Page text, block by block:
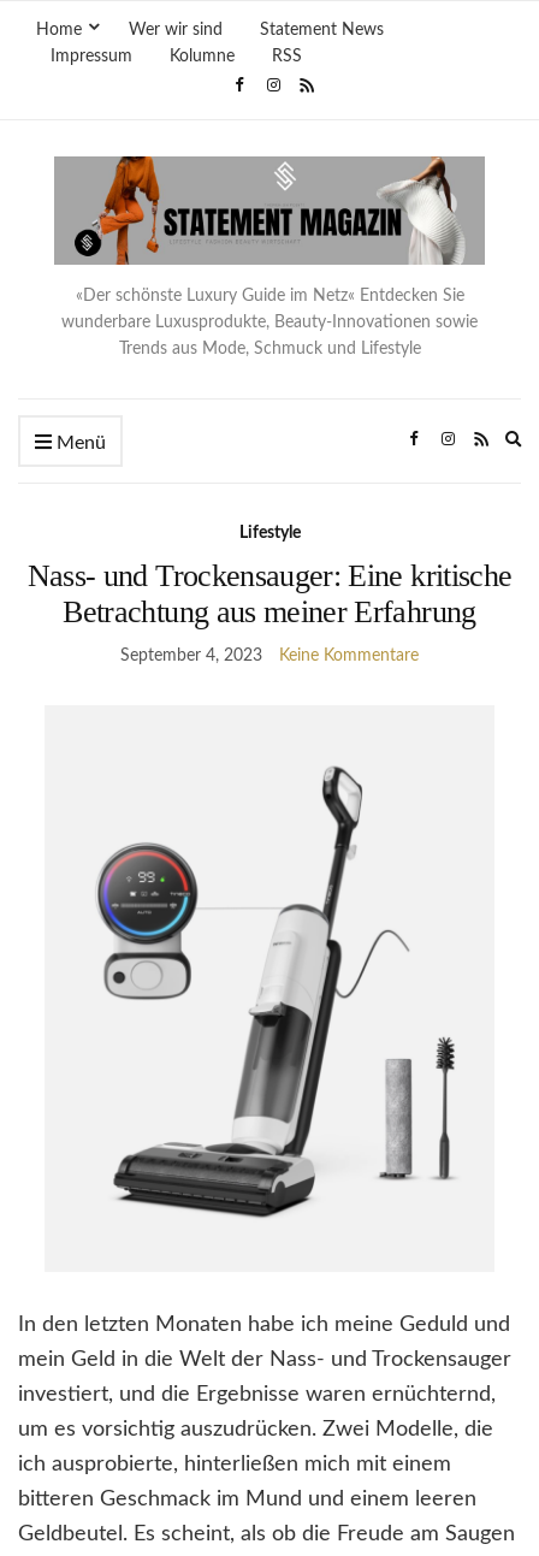
Home Wer wir sind
Statement News
Impressum
Kolumne RSS
«Der schönste Luxury Guide im Netz« Entdecken Sie
wunderbare Luxusprodukte, Beauty-Innovationen sowie
Trends aus Mode, Schmuck und Lifestyle
Menü
Lifestyle
Nass- und Trockensauger: Eine kritische
Betrachtung aus meiner Erfahrung
September 4, 2023 Keine Kommentare
In den letzten Monaten habe ich meine Geduld und
mein Geld in die Welt der Nass- und Trockensauger
investiert, und die Ergebnisse waren ernüchternd,
um es vorsichtig auszudrücken. Zwei Modelle, die
ich ausprobierte, hinterließen mich mit einem
bitteren Geschmack im Mund und einem leeren
Geldbeutel. Es scheint, als ob die Freude am Saugen